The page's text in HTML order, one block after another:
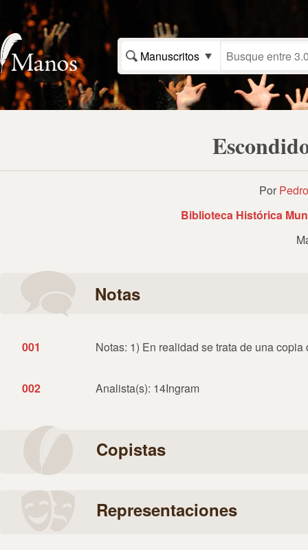
Manuscritos
Por
Biblioteca Histórica
Notas
001 Notas: 1) En realidad se trata de una copia
002 Analista(s): 14Ingram
Copistas
Representaciones